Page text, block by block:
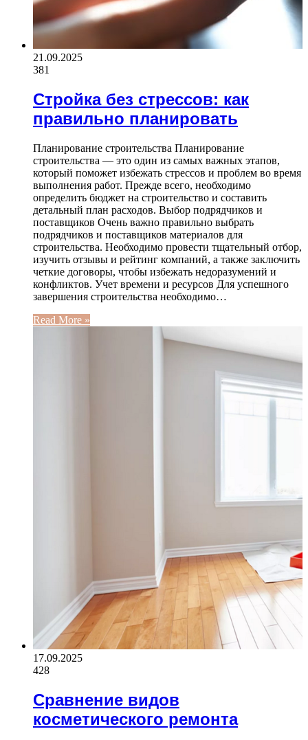
21.09.2025
381
Стройка без стрессов: как
правильно планировать
Планирование строительства Планирование
строительства — это один из самых важных этапов,
который поможет избежать стрессов и проблем во время
выполнения работ. Прежде всего, необходимо
определить бюджет на строительство и составить
детальный план расходов. Выбор подрядчиков и
поставщиков Очень важно правильно выбрать
подрядчиков и поставщиков материалов для
строительства. Необходимо провести тщательный отбор,
изучить отзывы и рейтинг компаний, а также заключить
четкие договоры, чтобы избежать недоразумений и
конфликтов. Учет времени и ресурсов Для успешного
завершения строительства необходимо…
Read More »
17.09.2025
428
Сравнение видов
косметического ремонта